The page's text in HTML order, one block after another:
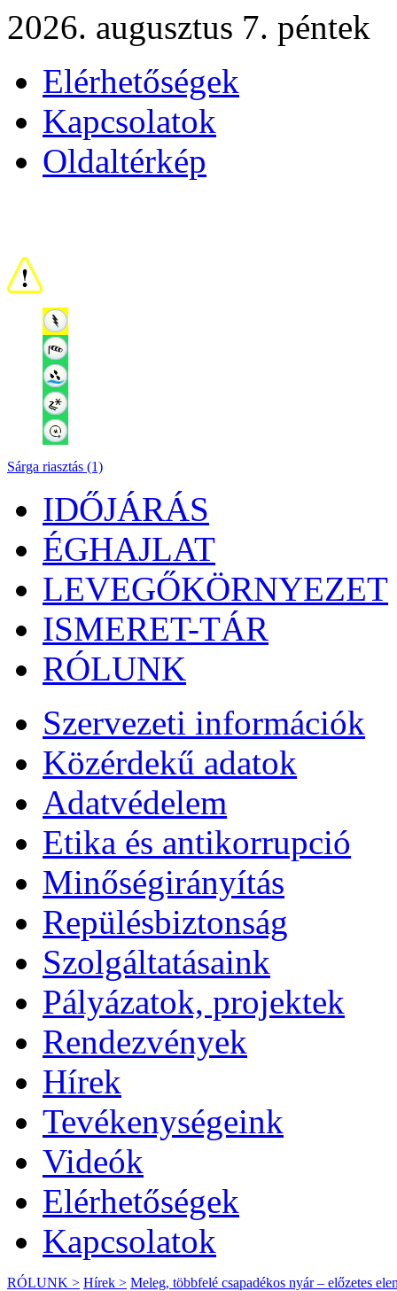
2026. augusztus 7. péntek
Elérhetőségek
Kapcsolatok
Oldaltérkép
Sárga riasztás (1)
IDŐJÁRÁS
ÉGHAJLAT
LEVEGŐKÖRNYEZET
ISMERET-TÁR
RÓLUNK
Szervezeti információk
Közérdekű adatok
Adatvédelem
Etika és antikorrupció
Minőségirányítás
Repülésbiztonság
Szolgáltatásaink
Pályázatok, projektek
Rendezvények
Hírek
Tevékenységeink
Videók
Elérhetőségek
Kapcsolatok
RÓLUNK > Hírek > Meleg, többfelé csapadékos nyár – előzetes